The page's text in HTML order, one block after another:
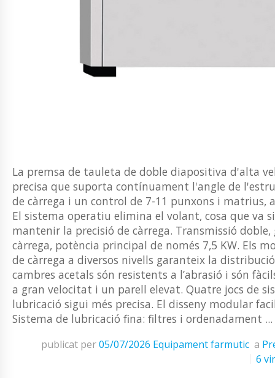
La premsa de tauleta de doble diapositiva d'alta
precisa que suporta contínuament l'angle de
de càrrega i un control de 7-11 punxons i matrius,
El sistema operatiu elimina el volant, cosa que va
mantenir la precisió de càrrega. Transmissió
càrrega, potència principal de només 7,5 KW. Els
de càrrega a diversos nivells garanteix la
cambres acetals són resistents a l’abrasió i són
a gran velocitat i un parell elevat. Quatre jocs de
lubricació sigui més precisa. El disseny modular
Sistema de lubricació fina: filtres i ordenadament ...
publicat per05/07/2026 Equipament farmutic a
6